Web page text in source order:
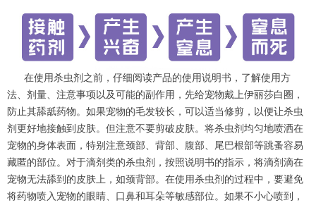
在使用杀虫剂之前，仔细阅读产品的使用说明书，了解使用方
法、剂量、注意事项以及可能的副作用，先给宠物戴上伊丽莎白圈，
防止其舔舐药物。如果宠物的毛发较长，可以适当修剪，以便让杀虫
剂更好地接触到皮肤。但注意不要剪破皮肤。将杀虫剂均匀地喷洒在
宠物的身体表面，特别注意颈部、背部、腹部、尾巴根部等跳蚤容易
藏匿的部位。对于滴剂类的杀虫剂，按照说明书的指示，将滴剂滴在
宠物无法舔到的皮肤上，如颈背部。在使用杀虫剂的过程中，要避免
将药物喷入宠物的眼睛、口鼻和耳朵等敏感部位。如果不小心喷到，